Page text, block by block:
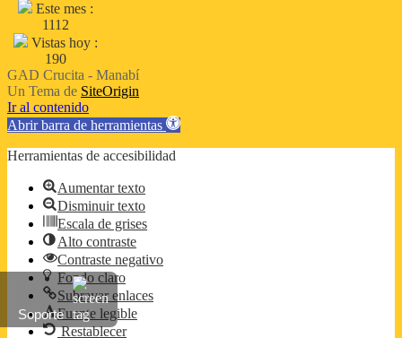
Este mes :
1112
Vistas hoy :
190
GAD Crucita - Manabí
Un Tema de SiteOrigin
Soporte
Ir al contenido
Abrir barra de herramientas
Herramientas de accesibilidad
Aumentar texto
Disminuir texto
Escala de grises
Alto contraste
Contraste negativo
Fondo claro
Subrayar enlaces
Fuente legible
Restablecer